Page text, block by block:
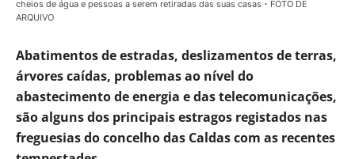
cheios de água e pessoas a serem retiradas das suas casas - FOTO DE
ARQUIVO
Abatimentos de estradas, deslizamentos de terras,
árvores caídas, problemas ao nível do
abastecimento de energia e das telecomunicações,
são alguns dos principais estragos registados nas
freguesias do concelho das Caldas com as recentes